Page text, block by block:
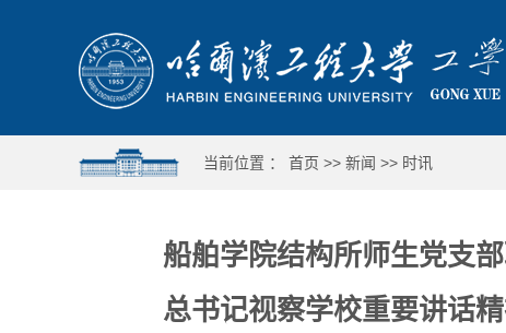
当前位置 ： 首页 >> 新闻 >> 时讯
船舶学院结构所师生党支
总书记视察学校重要讲话